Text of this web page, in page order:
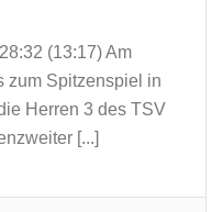
(13:17) Am
zum Spitzenspiel in
Herren 3 des TSV
[...]